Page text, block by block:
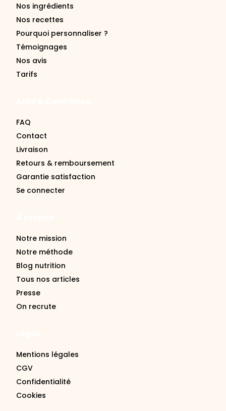
Nos ingrédients
Nos recettes
Pourquoi personnaliser ?
Témoignages
Nos avis
Tarifs
FAQ
Contact
Livraison
Retours & remboursement
Garantie satisfaction
Se connecter
Notre mission
Notre méthode
Blog nutrition
Tous nos articles
Presse
On recrute
Mentions légales
CGV
Confidentialité
Cookies